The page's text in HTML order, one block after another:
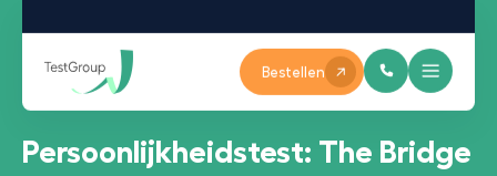
Bestellen
Persoonlijkheidstest: The Bridge